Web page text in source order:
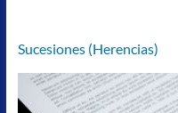
Sucesiones (Herencias)